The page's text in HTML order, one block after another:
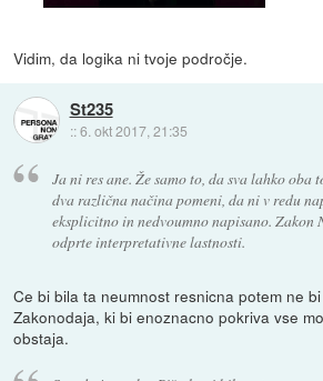
Vidim, da logika ni tvoje področje.
St235
::6. okt 2017, 21:35
Ja ni res ane. Že samo to, da sva lahko oba
dva različna načina pomeni, da ni v redu
eksplicitno in nedvoumno napisano. Zakon
odprte interpretativne lastnosti.
Ce bi bila ta neumnost resnicna potem ne
Zakonodaja, ki bi enoznacno pokriva vse
obstaja.